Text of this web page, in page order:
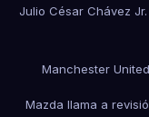
Julio César Chávez
Manchester
Mazda llama a